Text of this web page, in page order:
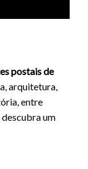
postais de
arquitetura,
entre
um